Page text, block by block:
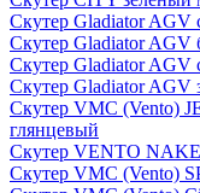
Скутер Gladiator AGV
Скутер Gladiator
Скутер Gladiator AGV
Скутер Gladiator AGV
Скутер VMC (Vento)
глянцевый
Скутер VENTO
Скутер VMC (Vento)